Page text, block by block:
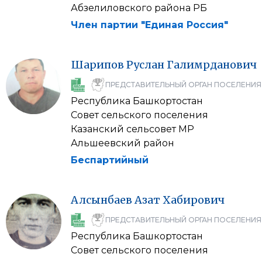
Абзелиловского района РБ
Член партии "Единая Россия"
Шарипов Руслан Галимрданович
ПРЕДСТАВИТЕЛЬНЫЙ ОРГАН ПОСЕЛЕНИЯ
Республика Башкортостан
Совет сельского поселения
Казанский сельсовет МР
Альшеевский район
Беспартийный
Алсынбаев Азат Хабирович
ПРЕДСТАВИТЕЛЬНЫЙ ОРГАН ПОСЕЛЕНИЯ
Республика Башкортостан
Совет сельского поселения